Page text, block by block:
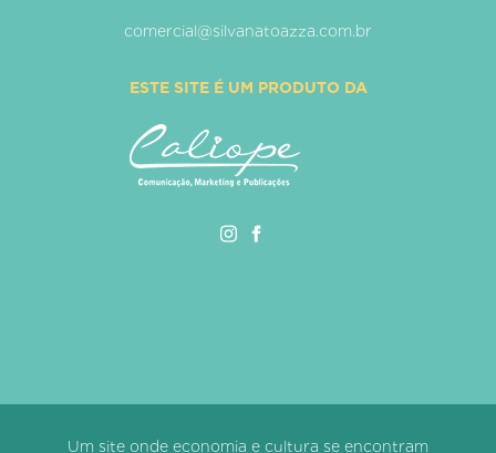
comercial@silvanatoazza.com.br
ESTE SITE É UM PRODUTO DA
Um site onde economia e cultura se encontram